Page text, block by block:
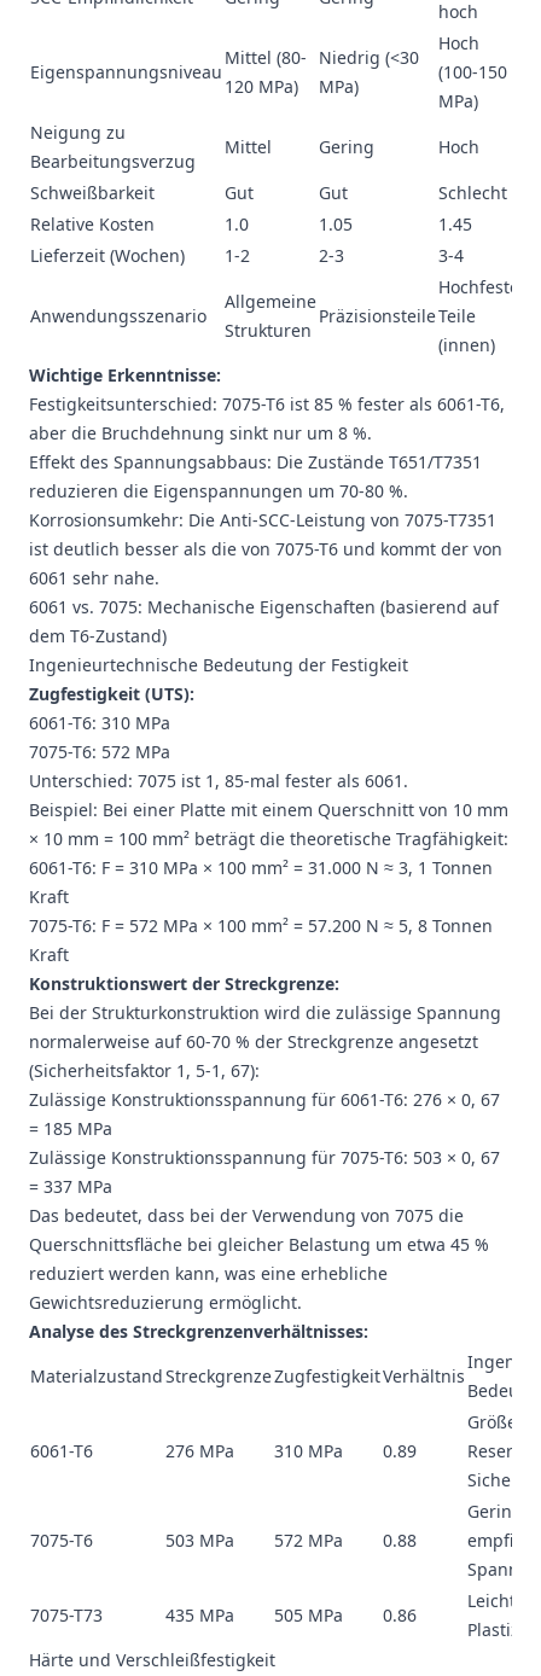
hoch
Eigenspannungsniveau
Mittel (80-
120 MPa)
Niedrig (<30
MPa)
Hoch
(100-150
MPa)
Neigung zu
Bearbeitungsverzug
Mittel Gering Hoch
Schweißbarkeit
Gut Gut Schlecht
Relative Kosten
1.0 1.05 1.45
Lieferzeit (Wochen)
1-2 2-3 3-4
Anwendungsszenario
Allgemeine
Strukturen
Präzisionsteile
Hochfeste
Teile
(innen)
Wichtige Erkenntnisse:
Festigkeitsunterschied: 7075-T6 ist 85 % fester als 6061-T6,
aber die Bruchdehnung sinkt nur um 8 %.
Effekt des Spannungsabbaus: Die Zustände T651/T7351
reduzieren die Eigenspannungen um 70-80 %.
Korrosionsumkehr: Die Anti-SCC-Leistung von 7075-T7351
ist deutlich besser als die von 7075-T6 und kommt der von
6061 sehr nahe.
6061 vs. 7075: Mechanische Eigenschaften (basierend auf
dem T6-Zustand)
Ingenieurtechnische Bedeutung der Festigkeit
Zugfestigkeit (UTS):
6061-T6: 310 MPa
7075-T6: 572 MPa
Unterschied: 7075 ist 1, 85-mal fester als 6061.
Beispiel: Bei einer Platte mit einem Querschnitt von 10 mm
× 10 mm = 100 mm² beträgt die theoretische Tragfähigkeit:
6061-T6: F = 310 MPa × 100 mm² = 31.000 N ≈ 3, 1 Tonnen
Kraft
7075-T6: F = 572 MPa × 100 mm² = 57.200 N ≈ 5, 8 Tonnen
Kraft
Konstruktionswert der Streckgrenze:
Bei der Strukturkonstruktion wird die zulässige Spannung
normalerweise auf 60-70 % der Streckgrenze angesetzt
(Sicherheitsfaktor 1, 5-1, 67):
Zulässige Konstruktionsspannung für 6061-T6: 276 × 0, 67
= 185 MPa
Zulässige Konstruktionsspannung für 7075-T6: 503 × 0, 67
= 337 MPa
Das bedeutet, dass bei der Verwendung von 7075 die
Querschnittsfläche bei gleicher Belastung um etwa 45 %
reduziert werden kann, was eine erhebliche
Gewichtsreduzierung ermöglicht.
Analyse des Streckgrenzenverhältnisses:
MaterialzustandStreckgrenzeZugfestigkeitVerhältnis
6061-T6 276 MPa 310 MPa 0.89
Größere
7075-T6 503 MPa 572 MPa 0.88
Geringe
7075-T73
435 MPa 505 MPa 0.86
Leicht
Härte und Verschleißfestigkeit